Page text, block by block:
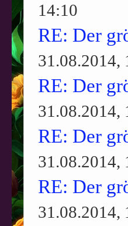
14:10
RE: Der
31.08.2014,
RE: Der
31.08.2014,
RE: Der
31.08.2014,
RE: Der
31.08.2014,